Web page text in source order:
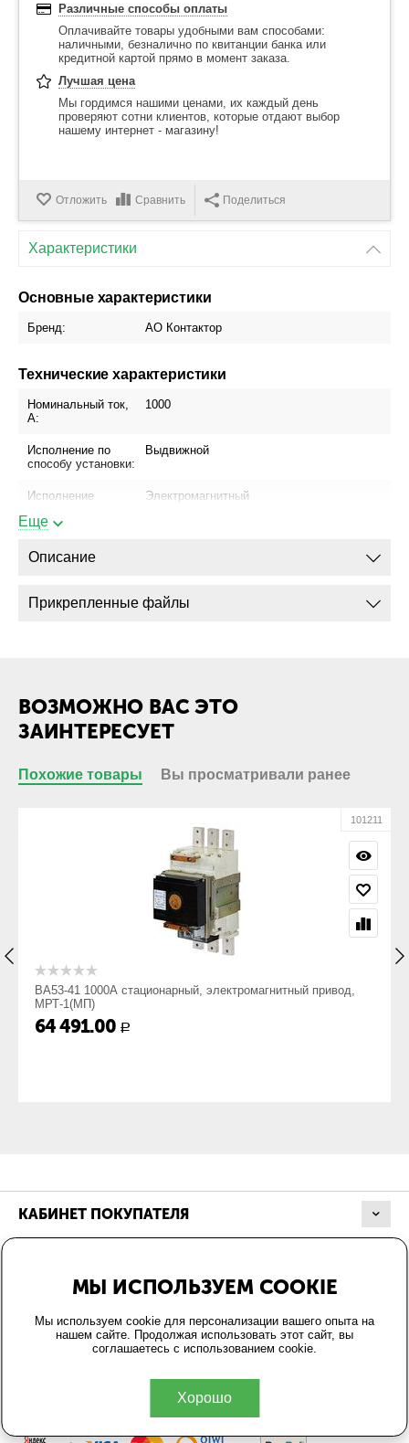
Различные способы оплаты
Оплачивайте товары удобными вам способами:
наличными, безналично по квитанции банка или
кредитной картой прямо в момент заказа.
Лучшая цена
Мы гордимся нашими ценами, их каждый день
проверяют сотни клиентов, которые отдают выбор
нашему интернет - магазину!
Отложить Сравнить Поделиться
Характеристики
Основные характеристики
Бренд: АО Контактор
Технические характеристики
Номинальный ток,
А:
1000
Исполнение по
способу установки:
Выдвижной
Исполнение
Электромагнитный
кабеля без
наконечника:
Габариты
Еще
Описание
Прикрепленные файлы
ВОЗМОЖНО ВАС ЭТО
ЗАИНТЕРЕСУЕТ
Похожие товары Вы просматривали ранее
101211
ВА53-41 1000А стационарный, электромагнитный привод,
МРТ-1(МП)
64 491.00 Р
КАБИНЕТ ПОКУПАТЕЛЯ
КОНТАКТЫ
МЫ ИСПОЛЬЗУЕМ COOKIE
Мы используем cookie для персонализации вашего опыта на
нашем сайте. Продолжая использовать этот сайт, вы
соглашаетесь с использованием cookie.
Хорошо